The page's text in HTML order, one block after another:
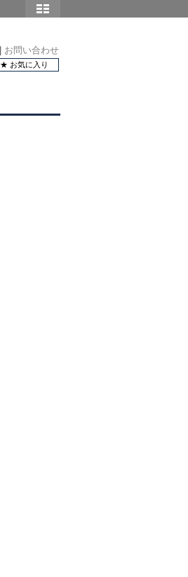
お問い合わせ
★ お気に入り